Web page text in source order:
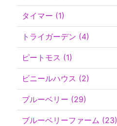
タイマー (1)
トライガーデン (4)
ピートモス (1)
ビニールハウス (2)
ブルーベリー (29)
ブルーベリーファーム (23)